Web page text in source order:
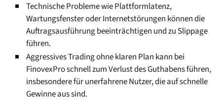
Technische Probleme wie Plattformlatenz,
Wartungsfenster oder Internetstörungen können die
Auftragsausführung beeinträchtigen und zu Slippage
führen.
Aggressives Trading ohne klaren Plan kann bei
FinovexPro schnell zum Verlust des Guthabens führen,
insbesondere für unerfahrene Nutzer, die auf schnelle
Gewinne aus sind.